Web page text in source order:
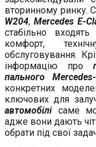
вторинному ринку.
W204, Mercedes E-
стабільно
комфорт,
обслуговування.
інформацію про
пального
конкретних
ключових для
автомобілісаме
адже вони дають
обрати під свої